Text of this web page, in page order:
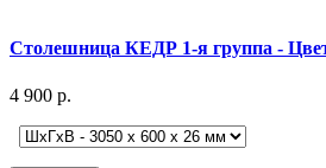
Столешница КЕДР 1-я группа -
4 900 р.